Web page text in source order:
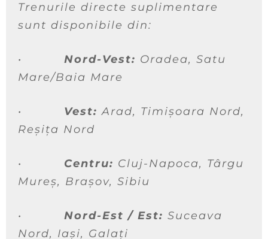
Trenurile directe suplimentare
sunt disponibile din:
• Nord-Vest: Oradea, Satu
Mare/Baia Mare
• Vest:Arad, Timișoara Nord,
Reșița Nord
• Centru: Cluj-Napoca, Târgu
Mureș, Brașov, Sibiu
• Nord-Est / Est: Suceava
Nord, Iași, Galați